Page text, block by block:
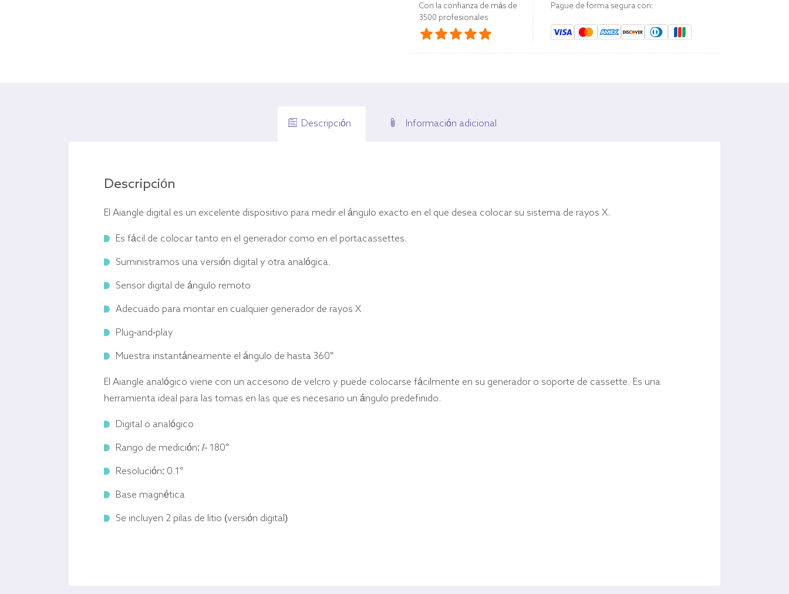
Con la confianza de más de
3500 profesionales
Pague de forma segura con:
Descripción Información adicional
Descripción
El Aiangle digital es un excelente dispositivo para medir el ángulo exacto en el que desea colocar su sistema de rayos X.
Es fácil de colocar tanto en el generador como en el portacassettes.
Suministramos una versión digital y otra analógica.
Sensor digital de ángulo remoto
Adecuado para montar en cualquier generador de rayos X
Plug-and-play
Muestra instantáneamente el ángulo de hasta 360°
El Aiangle analógico viene con un accesorio de velcro y puede colocarse fácilmente en su generador o soporte de cassette. Es una
herramienta ideal para las tomas en las que es necesario un ángulo predefinido.
Digital o analógico
Rango de medición: /- 180°
Resolución: 0.1°
Base magnética
Se incluyen 2 pilas de litio (versión digital)